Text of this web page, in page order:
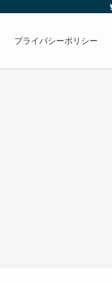
プライバシーポリシー